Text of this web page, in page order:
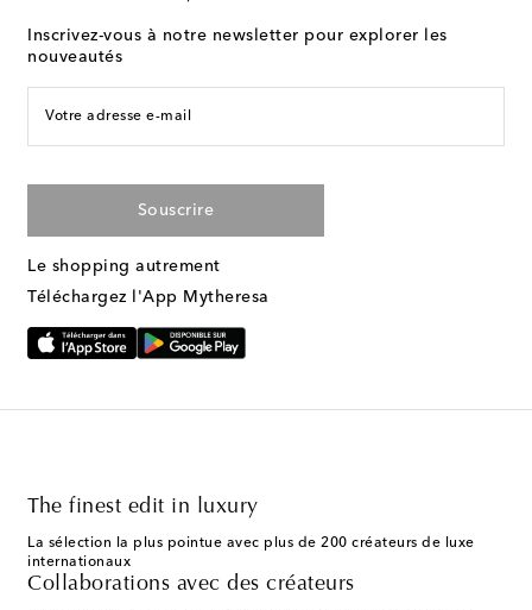
Inscrivez-vous à notre newsletter pour explorer les
nouveautés
Votre adresse e-mail
Souscrire
Le shopping autrement
Téléchargez l'App Mytheresa
The finest edit in luxury
La sélection la plus pointue avec plus de 200 créateurs de luxe
internationaux
Collaborations avec des créateurs